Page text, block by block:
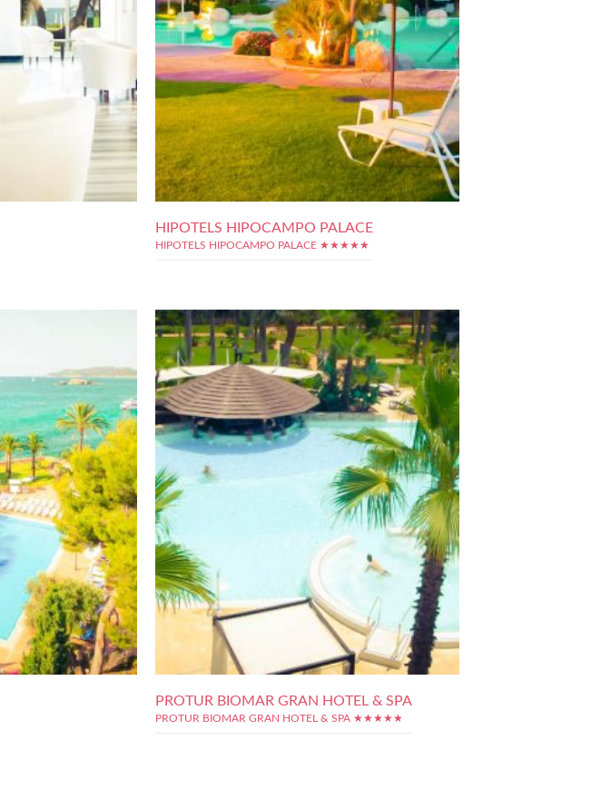
HIPOTELS HIPOCAMPO PALACE
HIPOTELS HIPOCAMPO PALACE ★★★★★
PROTUR BIOMAR GRAN HOTEL & SPA
PROTUR BIOMAR GRAN HOTEL & SPA ★★★★★